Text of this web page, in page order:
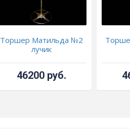
Торшер Матильда №2
лучик
46200 руб.